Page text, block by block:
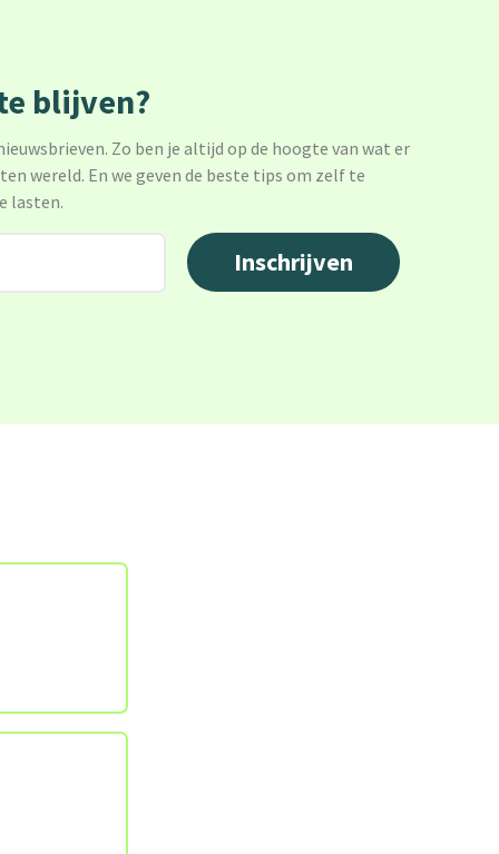
blijven?
Zo ben je altijd op de hoogte van wat er
wereld. En we geven de beste tips om zelf te
lasten.